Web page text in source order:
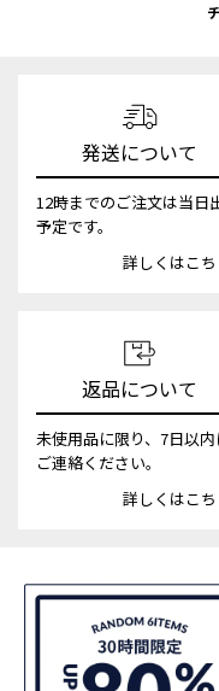
発送について
12時までのご注文は当日
予定です。
詳しくはこち
返品について
未使用品に限り、7日以
ご連絡ください。
詳しくはこち